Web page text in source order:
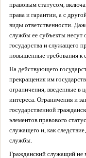
правовым статусом,
права и гарантии, а с
виды ответственности.
службы ее субъекты несут
государства и служащего
повышенные требования к
На действующего
прекращения им
ограничения, введенные в
интереса. Ограничения и
государственной
элементов правового
служащего и, как
службы.
Гражданский служащий не